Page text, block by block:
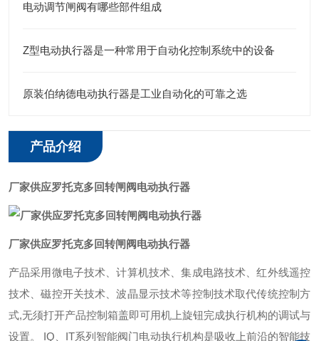
电动调节闸阀有哪些部件组成
Z型电动执行器是一种常用于自动化控制系统中的设备
原装伯纳德电动执行器是工业自动化的可靠之选
产品介绍
厂家供应罗托克多回转闸阀电动执行器
厂家供应罗托克多回转闸阀电动执行器
产品采用微电子技术、计算机技术、集成电路技术、红外线遥控
技术、磁控开关技术、波晶显示技术等控制技术取代传统控制方
式,无须打开产品控制箱盖即可用机上旋钮完成执行机构的调试与
设置。
IQ、IT系列智能阀门电动执行机构是吸收上前沿的智能技